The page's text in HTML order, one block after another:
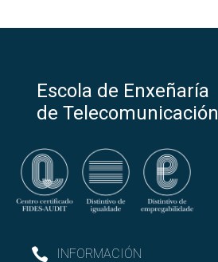
Escola de Enxeñaría
de Telecomunicación
INFORMACIÓN